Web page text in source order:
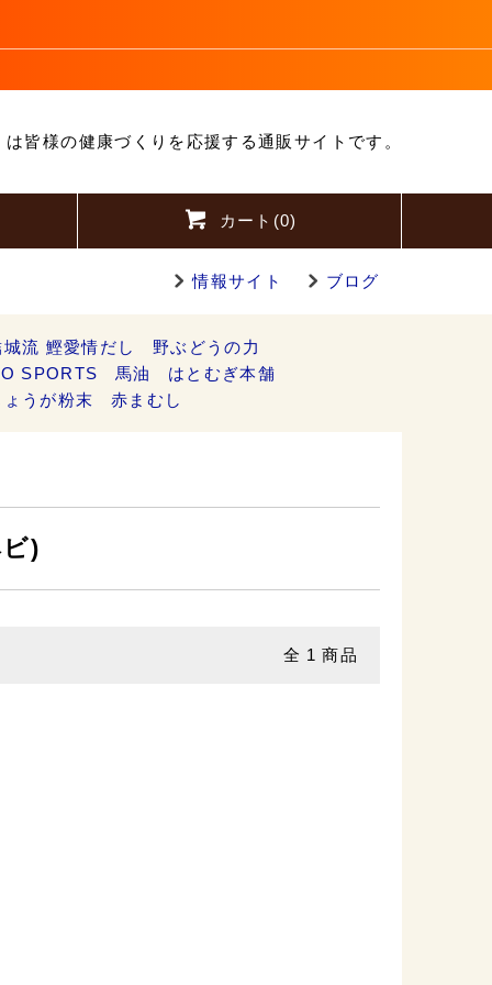
は皆様の健康づくりを応援する通販サイトです。
カート(0)
情報サイト ブログ
城流 鰹愛情だし
野ぶどうの力
SPORTS
馬油
はとむぎ本舗
ょうが粉末
赤まむし
)
全 1 商品